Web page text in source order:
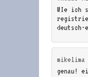
WIe ich
mikelima
genau!